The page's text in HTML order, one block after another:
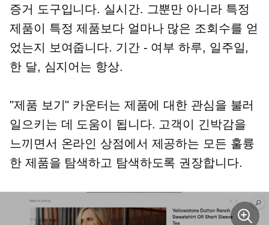
증거 도구입니다. 실시간. 그뿐만 아니라 특정
제품이 특정 제품보다 얼마나 많은 조회수를 얻
었는지 보여줍니다. 기간 - 여부 하루, 일주일,
한 달, 심지어는 항상.
"제품 보기" 카운터는 제품에 대한 관심을 불러
일으키는 데 도움이 됩니다. 고객이 긴박감을
느끼면서 온라인 상점에서 제공하는 모든 훌륭
한 제품을 탐색하고 탐색하도록 권장합니다.